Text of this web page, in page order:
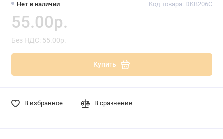
Нет в наличии Код товара: DKB206C
55.00р.
Без НДС: 55.00р.
Купить
В избранное В сравнение